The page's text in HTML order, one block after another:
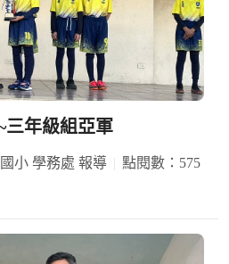
三年級組亞軍
小 學務處 報導
點閱數：575